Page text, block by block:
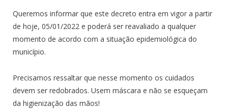
Queremos informar que este decreto entra em vigor a partir
de hoje, 05/01/2022 e poderá ser reavaliado a qualquer
momento de acordo com a situação epidemiológica do
município.
Precisamos ressaltar que nesse momento os cuidados
devem ser redobrados. Usem máscara e não se esqueçam
da higienização das mãos!